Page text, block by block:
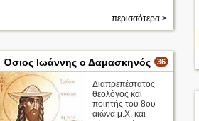
περισσότερα >
36
Όσιος Ιωάννης ο Δαμασκηνός
Διαπρεπέστατος
θεολόγος και
ποιητής του 8ου
αιώνα μ.Χ. και